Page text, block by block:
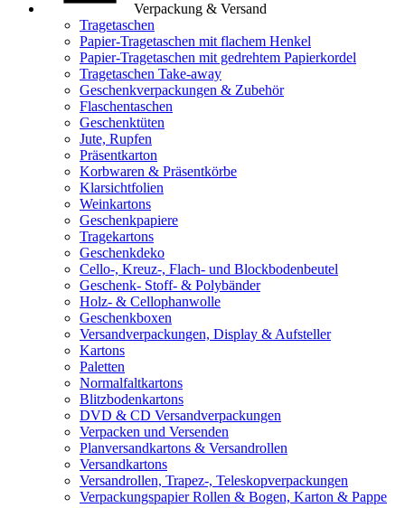
Verpackung & Versand
Tragetaschen
Papier-Tragetaschen mit flachem Henkel
Papier-Tragetaschen mit gedrehtem Papierkordel
Tragetaschen Take-away
Geschenkverpackungen & Zubehör
Flaschentaschen
Geschenktüten
Jute, Rupfen
Präsentkarton
Korbwaren & Präsentkörbe
Klarsichtfolien
Weinkartons
Geschenkpapiere
Tragekartons
Geschenkdeko
Cello-, Kreuz-, Flach- und Blockbodenbeutel
Geschenk- Stoff- & Polybänder
Holz- & Cellophanwolle
Geschenkboxen
Versandverpackungen, Display & Aufsteller
Kartons
Paletten
Normalfaltkartons
Blitzbodenkartons
DVD & CD Versandverpackungen
Verpacken und Versenden
Planversandkartons & Versandrollen
Versandkartons
Versandrollen, Trapez-, Teleskopverpackungen
Verpackungspapier Rollen & Bogen, Karton & Pappe